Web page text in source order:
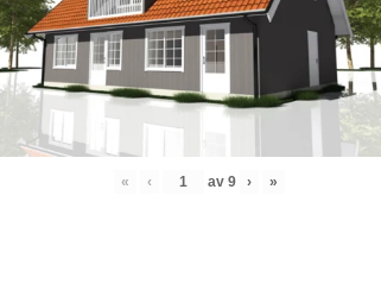
« ‹ av 9 › »